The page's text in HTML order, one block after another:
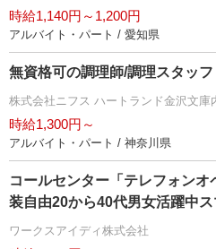
時給1,140円～1,200円
アルバイト・パート / 愛知県
無資格可の調理師/調理スタッフ
株式会社ニフス ハートランド金沢文庫
時給1,300円～
アルバイト・パート / 神奈川県
コールセンター「テレフォン
装自由20から40代男女活躍中
ワークスアイディ株式会社